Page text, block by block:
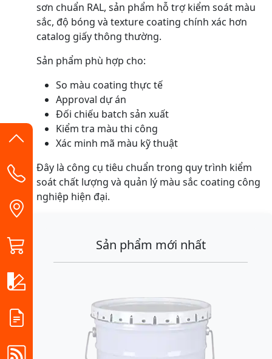
sơn chuẩn RAL, sản phẩm hỗ trợ kiểm soát màu
sắc, độ bóng và texture coating chính xác hơn
catalog giấy thông thường.
Sản phẩm phù hợp cho:
So màu coating thực tế
Approval dự án
Đối chiếu batch sản xuất
Kiểm tra màu thi công
Xác minh mã màu kỹ thuật
Đây là công cụ tiêu chuẩn trong quy trình kiểm
soát chất lượng và quản lý màu sắc coating công
nghiệp hiện đại.
Sản phẩm mới nhất